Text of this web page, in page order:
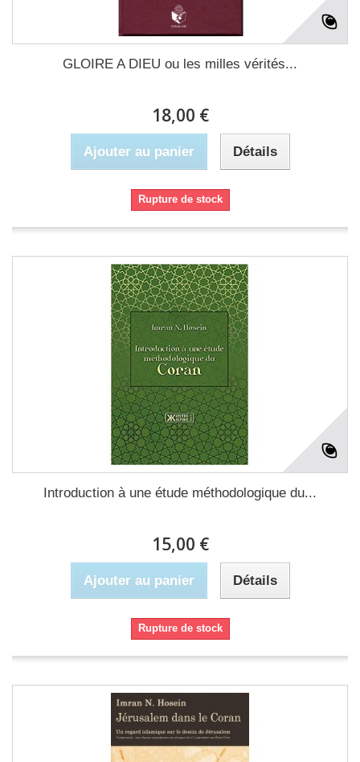
GLOIRE A DIEU ou les milles vérités...
18,00 €
Ajouter au panier Détails
Rupture de stock
Introduction à une étude méthodologique du...
15,00 €
Ajouter au panier Détails
Rupture de stock